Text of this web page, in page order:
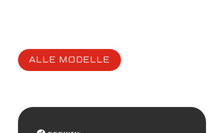
ALLE MODELLE